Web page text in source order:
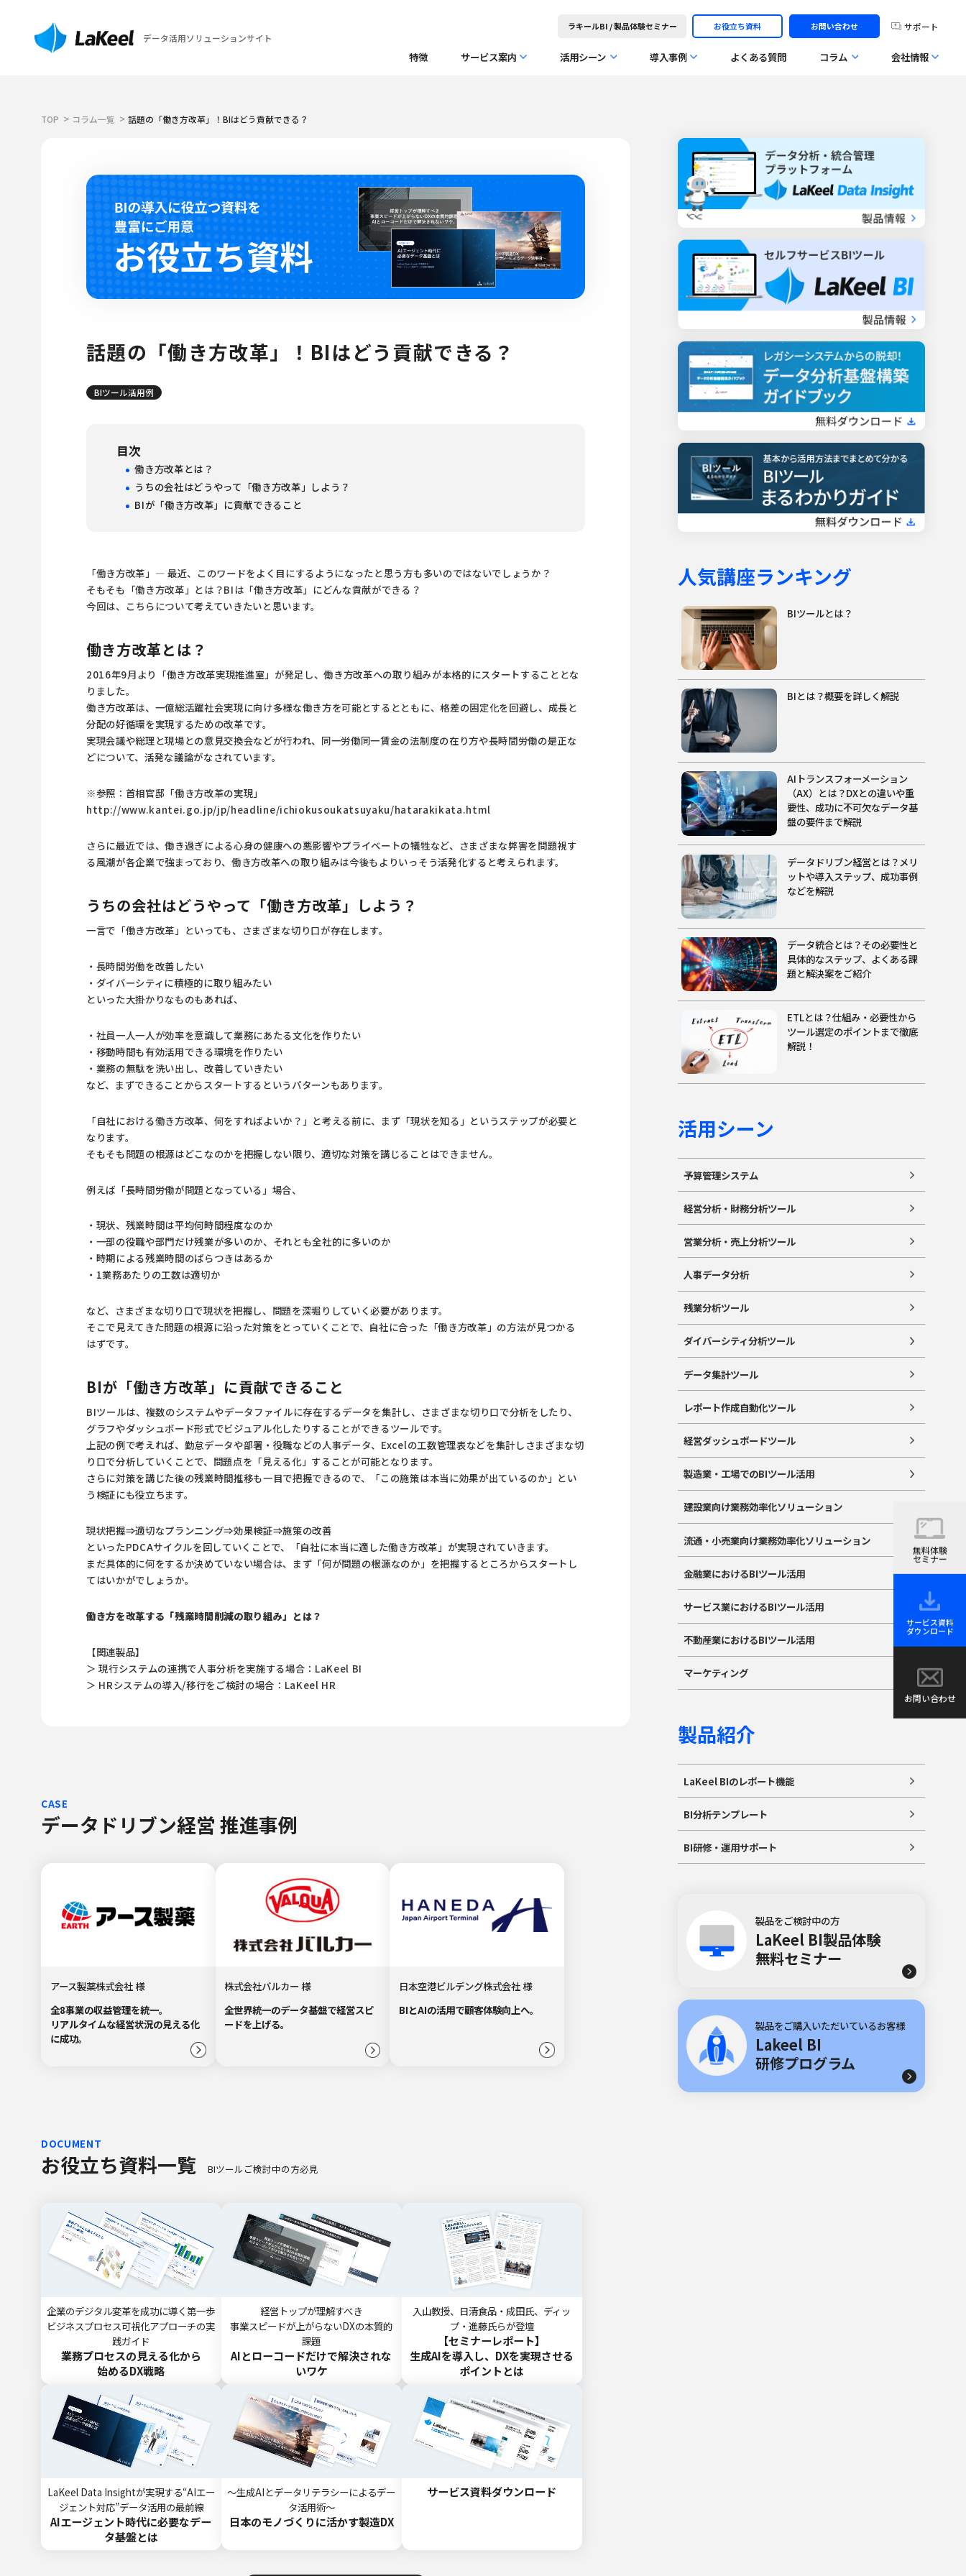
無料体験
セミナー
サービス資料
ダウンロード
お問い合わせ
データ活用ソリューションサイト
ラキールBI / 製品体験セミナー お役立ち資料 お問い合わせ サポート
特徴 サービス案内 活用シーン 導入事例 よくある質問 コラム 会社情報
TOP コラム一覧 話題の「働き方改革」！BIはどう貢献できる？
話題の「働き方改革」！BIはどう貢献できる？
BIツール活用例
目次
働き方改革とは？
うちの会社はどうやって「働き方改革」しよう？
BIが「働き方改革」に貢献できること
「働き方改革」― 最近、このワードをよく目にするようになったと思う方も多いのではないでしょうか？
そもそも「働き方改革」とは？BIは「働き方改革」にどんな貢献ができる？
今回は、こちらについて考えていきたいと思います。
働き方改革とは？
2016年9月より「働き方改革実現推進室」が発足し、働き方改革への取り組みが本格的にスタートすることとな
りました。
働き方改革は、一億総活躍社会実現に向け多様な働き方を可能とするとともに、格差の固定化を回避し、成長と
分配の好循環を実現するための改革です。
実現会議や総理と現場との意見交換会などが行われ、同一労働同一賃金の法制度の在り方や長時間労働の是正な
どについて、活発な議論がなされています。
※参照：首相官邸「働き方改革の実現」
http://www.kantei.go.jp/jp/headline/ichiokusoukatsuyaku/hatarakikata.html
さらに最近では、働き過ぎによる心身の健康への悪影響やプライベートの犠牲など、さまざまな弊害を問題視す
る風潮が各企業で強まっており、働き方改革への取り組みは今後もよりいっそう活発化すると考えられます。
うちの会社はどうやって「働き方改革」しよう？
一言で「働き方改革」といっても、さまざまな切り口が存在します。
・長時間労働を改善したい
・ダイバーシティに積極的に取り組みたい
といった大掛かりなものもあれば、
・社員一人一人が効率を意識して業務にあたる文化を作りたい
・移動時間も有効活用できる環境を作りたい
・業務の無駄を洗い出し、改善していきたい
など、まずできることからスタートするというパターンもあります。
「自社における働き方改革、何をすればよいか？」と考える前に、まず「現状を知る」というステップが必要と
なります。
そもそも問題の根源はどこなのかを把握しない限り、適切な対策を講じることはできません。
例えば「長時間労働が問題となっている」場合、
・現状、残業時間は平均何時間程度なのか
・一部の役職や部門だけ残業が多いのか、それとも全社的に多いのか
・時期による残業時間のばらつきはあるか
・1業務あたりの工数は適切か
など、さまざまな切り口で現状を把握し、問題を深堀りしていく必要があります。
そこで見えてきた問題の根源に沿った対策をとっていくことで、自社に合った「働き方改革」の方法が見つかる
はずです。
BIが「働き方改革」に貢献できること
BIツールは、複数のシステムやデータファイルに存在するデータを集計し、さまざまな切り口で分析をしたり、
グラフやダッシュボード形式でビジュアル化したりすることができるツールです。
上記の例で考えれば、勤怠データや部署・役職などの人事データ、Excelの工数管理表などを集計しさまざまな切
り口で分析していくことで、問題点を「見える化」することが可能となります。
さらに対策を講じた後の残業時間推移も一目で把握できるので、「この施策は本当に効果が出ているのか」とい
う検証にも役立ちます。
現状把握⇒適切なプランニング⇒効果検証⇒施策の改善
といったPDCAサイクルを回していくことで、「自社に本当に適した働き方改革」が実現されていきます。
まだ具体的に何をするか決めていない場合は、まず「何が問題の根源なのか」を把握するところからスタートし
てはいかがでしょうか。
働き方を改革する「残業時間削減の取り組み」とは？
【関連製品】
＞ 現行システムの連携で人事分析を実施する場合：LaKeel BI
＞ HRシステムの導入/移行をご検討の場合：LaKeel HR
CASE
データドリブン経営 推進事例
アース製薬株式会社 様
全8事業の収益管理を統一。
リアルタイムな経営状況の見える化
に成功。
株式会社バルカー 様
全世界統一のデータ基盤で経営スピ
ードを上げる。
日本空港ビルデング株式会社 様
BIとAIの活用で顧客体験向上へ。
DOCUMENT
お役立ち資料一覧 BIツールご検討中の方必見
企業のデジタル変革を成功に導く第一歩
ビジネスプロセス可視化アプローチの実
践ガイド
業務プロセスの見える化から
始めるDX戦略
経営トップが理解すべき
事業スピードが上がらないDXの本質的
課題
AIとローコードだけで解決されな
いワケ
入山教授、日清食品・成田氏、ディッ
プ・進藤氏らが登壇
【セミナーレポート】
生成AIを導入し、DXを実現させる
ポイントとは
LaKeel Data Insightが実現する“AIエー
ジェント対応”データ活用の最前線
AIエージェント時代に必要なデー
タ基盤とは
～生成AIとデータリテラシーによるデー
タ活用術～
日本のモノづくりに活かす製造DX
サービス資料ダウンロード
人気講座ランキング
BIツールとは？
BIとは？概要を詳しく解説
AIトランスフォーメーション
（AX）とは？DXとの違いや重
要性、成功に不可欠なデータ基
盤の要件まで解説
データドリブン経営とは？メリ
ットや導入ステップ、成功事例
などを解説
データ統合とは？その必要性と
具体的なステップ、よくある課
題と解決案をご紹介
ETLとは？仕組み・必要性から
ツール選定のポイントまで徹底
解説！
活用シーン
予算管理システム
経営分析・財務分析ツール
営業分析・売上分析ツール
人事データ分析
残業分析ツール
ダイバーシティ分析ツール
データ集計ツール
レポート作成自動化ツール
経営ダッシュボードツール
製造業・工場でのBIツール活用
建設業向け業務効率化ソリューション
流通・小売業向け業務効率化ソリューション
金融業におけるBIツール活用
サービス業におけるBIツール活用
不動産業におけるBIツール活用
マーケティング
製品紹介
LaKeel BIのレポート機能
BI分析テンプレート
BI研修・運用サポート
製品をご検討中の方
LaKeel BI製品体験
無料セミナー
製品をご購入いただいているお客様
Lakeel BI
研修プログラム